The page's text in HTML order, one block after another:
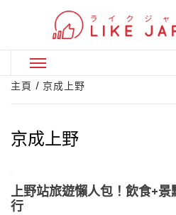
Primary
Menu
主頁 京成上野
京成上野
上野站旅遊懶人包！飲食+
行